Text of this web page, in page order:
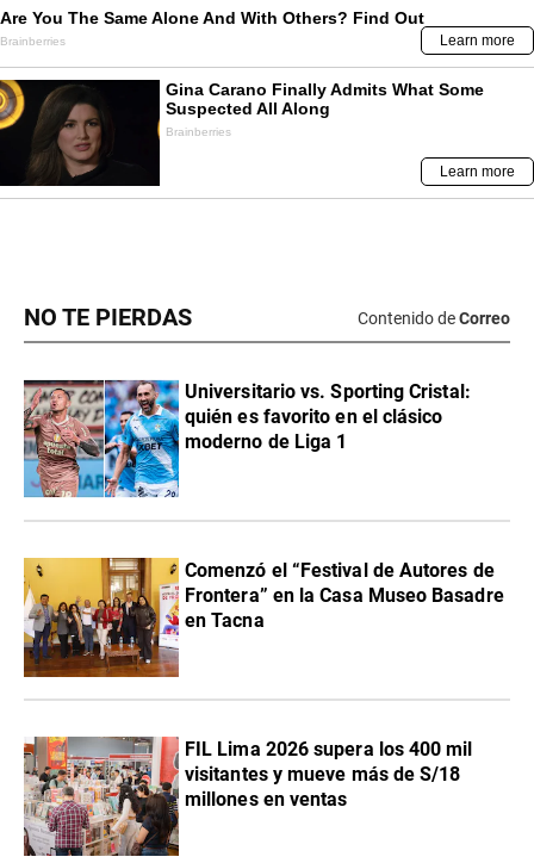
NO TE PIERDAS Contenido deCorreo
Universitario vs. Sporting Cristal:
quién es favorito en el clásico
moderno de Liga 1
Comenzó el “Festival de Autores de
Frontera” en la Casa Museo Basadre
en Tacna
FIL Lima 2026 supera los 400 mil
visitantes y mueve más de S/18
millones en ventas